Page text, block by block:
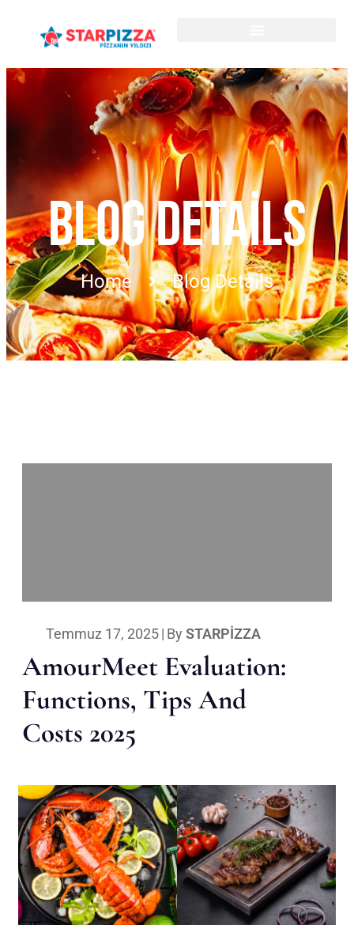
BLOG DETAILS
Home Blog Details
Temmuz 17, 2025| By STARPIZZA
AmourMeet Evaluation:
Functions, Tips And
Costs 2025